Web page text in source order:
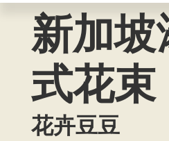
新加
式花束
花卉豆豆